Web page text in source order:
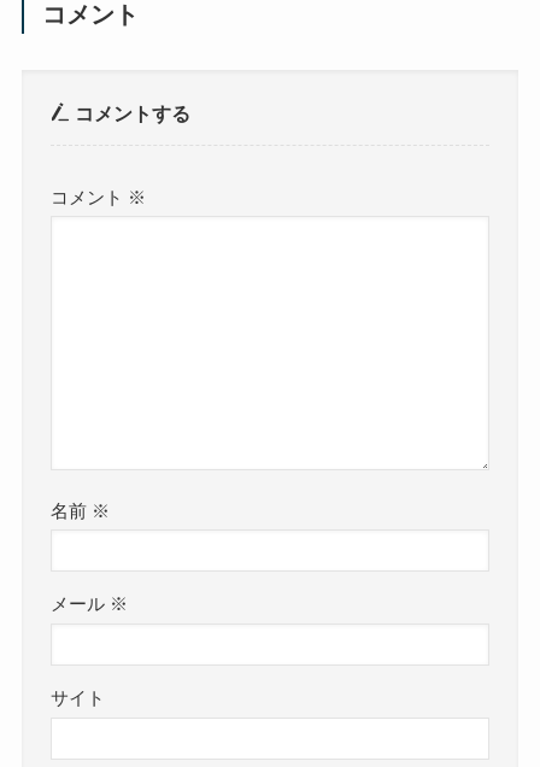
コメント
コメントする
コメント ※
名前 ※
メール ※
サイト